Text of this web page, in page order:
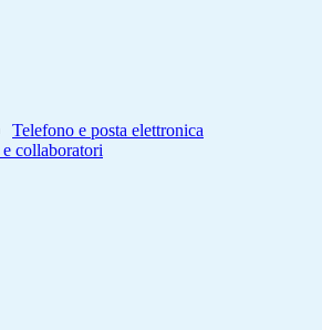
Telefono e posta elettronica
collaboratori